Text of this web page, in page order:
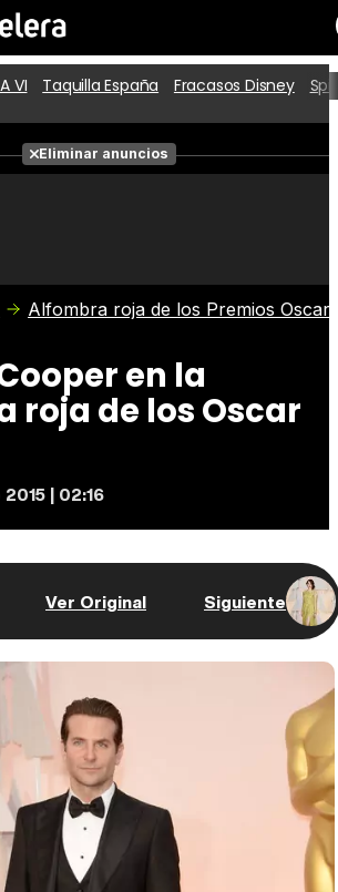
Cartelera
Películas
Entradas
VI Taquilla España Fracasos Disney
Eliminar anuncios
Alfombra roja de los Premios Oscar
en la
roja de los Oscar
| 02:16
Ver Original Siguiente